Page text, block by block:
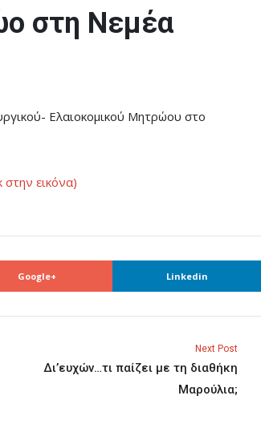
στη Νεμέα
Ελαιοκομικού Μητρώου στο
εικόνα)
Google+ Linkedin
Next Post
Δι’ευχών…τι παίζει με τη διαθήκη
Μαρούλια;